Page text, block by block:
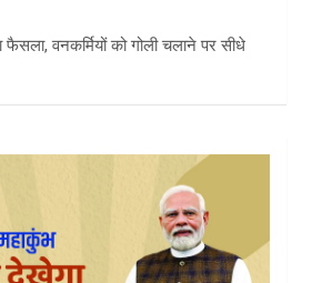
वनकर्मियों को गोली चलाने पर सीधे